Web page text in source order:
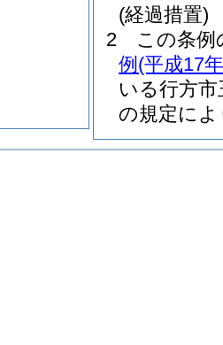
(経過措置)
2
この条例
例 (平成17
いる行方
の規定に